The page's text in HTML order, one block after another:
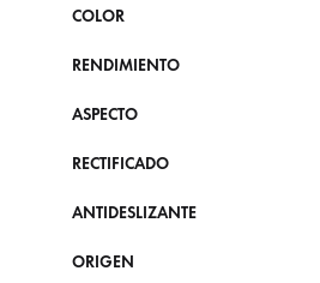
COLOR
RENDIMIENTO
ASPECTO
RECTIFICADO
ANTIDESLIZANTE
ORIGEN